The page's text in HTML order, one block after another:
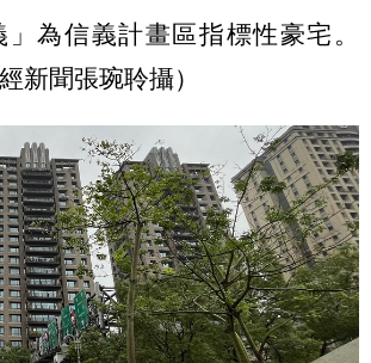
為信義計畫區指標性豪宅。
新聞張琬聆攝）